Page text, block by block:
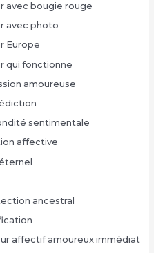
avec bougie rouge
avec photo
Europe
qui fonctionne
amoureuse
sentimentale
affective
ancestral
affectif amoureux immédiat